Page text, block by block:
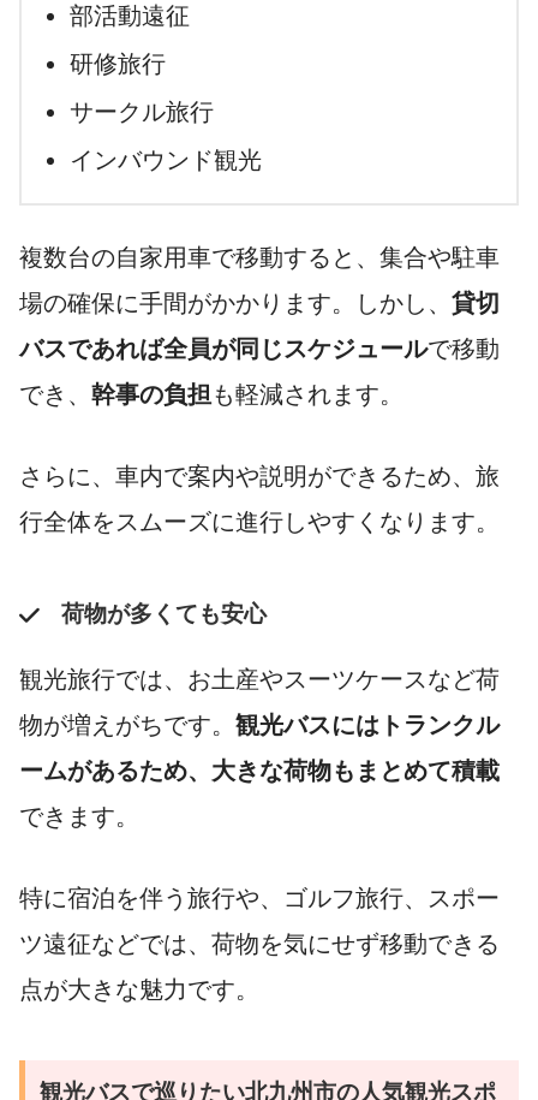
部活動遠征
研修旅行
サークル旅行
インバウンド観光
複数台の自家用車で移動すると、集合や駐車
場の確保に手間がかかります。しかし、 貸切
バスであれば全員が同じスケジュールで移動
でき、 幹事の負担 も軽減されます。
さらに、車内で案内や説明ができるため、旅
行全体をスムーズに進行しやすくなります。
荷物が多くても安心
観光旅行では、お土産やスーツケースなど荷
物が増えがちです。 観光バスにはトランクル
ームがあるため、大きな荷物もまとめて積載
できます。
特に宿泊を伴う旅行や、ゴルフ旅行、スポー
ツ遠征などでは、荷物を気にせず移動できる
点が大きな魅力です。
観光バスで巡りたい北九州市の人気観光スポ